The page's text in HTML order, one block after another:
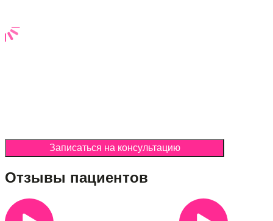
Записаться на консультацию
Отзывы пациентов